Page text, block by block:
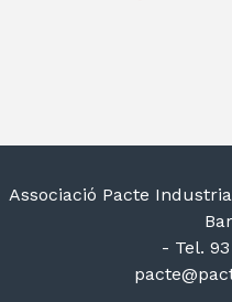
Associació Pacte
- Tel.